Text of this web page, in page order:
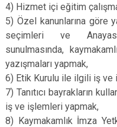
4) Hizmet içi eğitim
5) Özel kanunlarına göre
seçimleri ve
sunulmasında,
yazışmaları yapmak,
6) Etik Kurulu ile ilgili iş ve
7) Tanıtıcı bayrakların
iş ve işlemleri yapmak,
8) Kaymakamlık İmza